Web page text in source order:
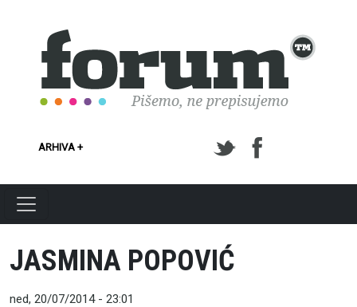
ARHIVA +
JASMINA POPOVIĆ
ned, 20/07/2014 - 23:01